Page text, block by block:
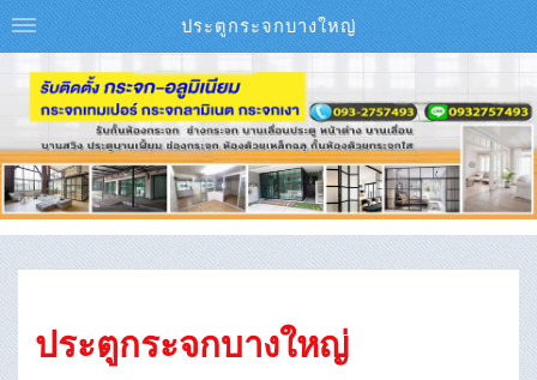
ประตูกระจกบางใหญ่
ประตูกระจกบางใหญ่